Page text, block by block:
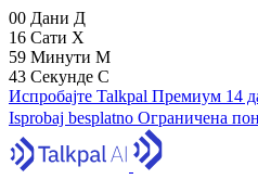
00 Дани Д
16 Сати Х
59 Минути М
42 Секунде С
Испробајте Talkpal Премиум 14
Isprobaj besplatno Ограничена